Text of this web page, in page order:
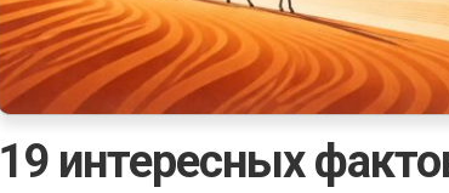
19 интересных